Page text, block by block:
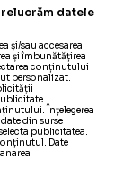
League:
de Sevilla,
26.08.2009
sa
25.08.2009
Arsenal,
Game
datele
și/sau accesarea
și îmbunătățirea
conținutului
personalizat.
Înțelegerea
din surse
publicitatea.
Date